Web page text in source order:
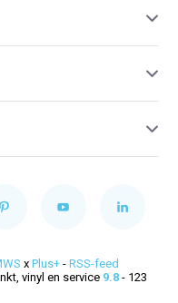
x Plus+ - RSS-feed
vinyl en service 9.8- 123